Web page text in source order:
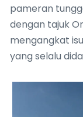
pameran
dengan tajuk
mengangkat
yang selalu